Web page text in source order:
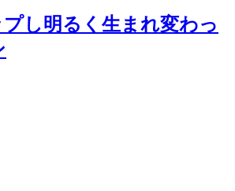
し明るく生まれ変わっ